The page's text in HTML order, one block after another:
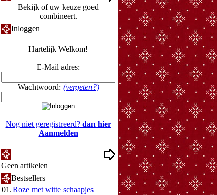
Bekijk of uw keuze goed
combineert.
Inloggen
Hartelijk Welkom!
E-Mail adres:
Wachtwoord: (vergeten?)
Nog niet geregistreerd? dan hier
Aanmelden
Geen artikelen
Bestsellers
01.Roze met witte schaapjes